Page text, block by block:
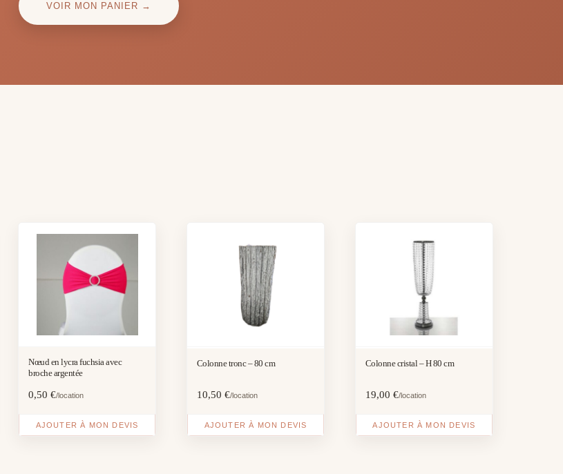
VOIR MON PANIER →
Nœud en lycra fuchsia avec
broche argentée
0,50€/location
AJOUTER À MON DEVIS
Colonne tronc – 80 cm
10,50 €/location
AJOUTER À MON DEVIS
Colonne cristal – H 80 cm
19,00 €/location
AJOUTER À MON DEVIS